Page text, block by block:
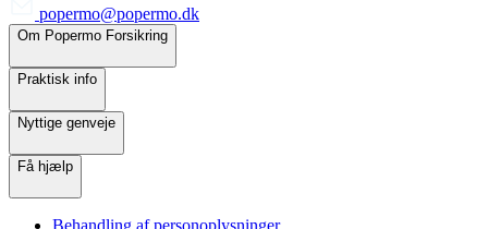
popermo@popermo.dk
Om Popermo Forsikring
Praktisk info
Nyttige genveje
Få hjælp
Behandling af personoplysninger